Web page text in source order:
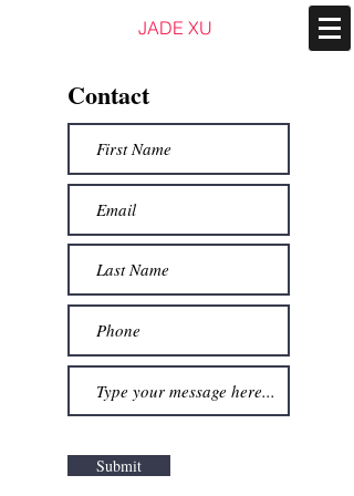
JADE XU
Contact
Submit